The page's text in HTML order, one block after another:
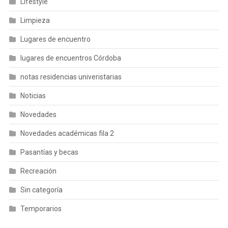
Lifestyle
Limpieza
Lugares de encuentro
lugares de encuentros Córdoba
notas residencias univeristarias
Noticias
Novedades
Novedades académicas fila 2
Pasantías y becas
Recreación
Sin categoría
Temporarios